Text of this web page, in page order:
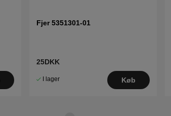
Fjer 5351301-01
25DKK
I lager Køb